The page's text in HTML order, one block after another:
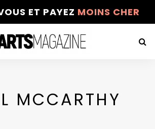
ET PAYEZ MOINS CHER
MCCARTHY